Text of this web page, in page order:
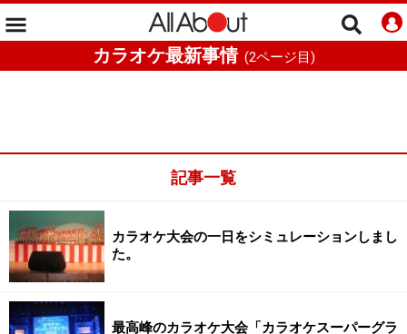
カラオケ最新事情 (2ページ目)
記事一覧
カラオケ大会の一日をシミュレーションしまし
た。
最高峰のカラオケ大会「カラオケスーパーグラ